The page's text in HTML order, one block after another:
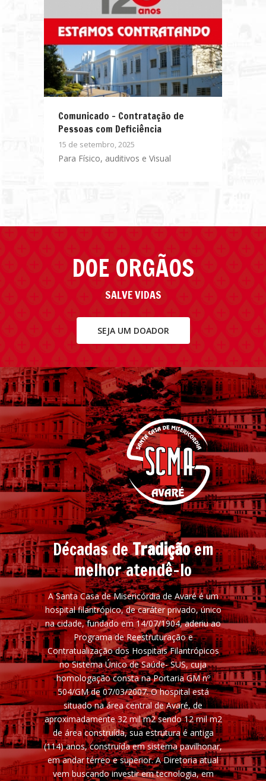
Comunicado – Contratação de
Pessoas com Deficiência
15 de setembro, 2025
Para Físico, auditivos e Visual
DOE ORGÃOS
SALVE VIDAS
SEJA UM DOADOR
Décadas deTradiçãoem
melhor atendê-lo
A Santa Casa de Misericórdia de Avaré é um
hospital filantrópico, de caráter privado, único
na cidade, fundado em 14/07/1904, aderiu ao
Programa de Reestruturação e
Contratualização dos Hospitais Filantrópicos
no Sistema Único de Saúde- SUS, cuja
homologação consta na Portaria GM nº
504/GM de 07/03/2007. O hospital está
situado na área central de Avaré, de
aproximadamente 32 mil m2 sendo 12 mil m2
de área construída, sua estrutura é antiga
(114) anos, construída em sistema pavilhonar,
em andar térreo e superior. A Diretoria atual
vem buscando investir em tecnologia, em